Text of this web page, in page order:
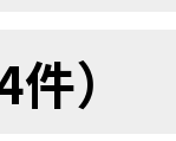
）